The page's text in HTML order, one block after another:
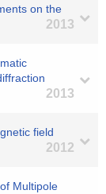
on the
2013
2013
field
2012
Multipole